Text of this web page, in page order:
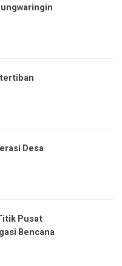
Desa
Pusat
Bencana